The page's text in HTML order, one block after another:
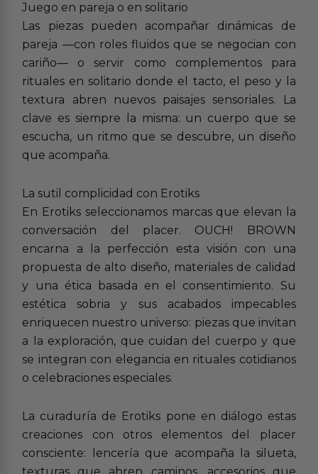
Juego en pareja o en solitario
Las piezas pueden acompañar dinámicas de
pareja —con roles fluidos que se negocian con
cariño— o servir como complementos para
rituales en solitario donde el tacto, el peso y la
textura abren nuevos paisajes sensoriales. La
clave es siempre la misma: un cuerpo que se
escucha, un ritmo que se descubre, un diseño
que acompaña.
La sutil complicidad con Erotiks
En Erotiks seleccionamos marcas que elevan la
conversación del placer. OUCH! BROWN
encarna a la perfección esta visión con una
propuesta de alto diseño, materiales de calidad
y una ética basada en el consentimiento. Su
estética sobria y sus acabados impecables
enriquecen nuestro universo: piezas que invitan
a la exploración, que cuidan del cuerpo y que
se integran con elegancia en rituales cotidianos
o celebraciones especiales.
La curaduría de Erotiks pone en diálogo estas
creaciones con otros elementos del placer
consciente: lencería que acompaña la silueta,